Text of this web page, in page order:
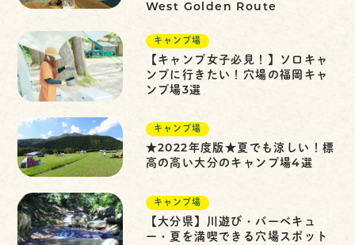
West Golden Route
キャンプ場
【キャンプ女子必見！】ソロキャ
ンプに行きたい！穴場の福岡キャ
ンプ場3選
キャンプ場
★2022年度版★夏でも涼しい！標
高の高い大分のキャンプ場4選
キャンプ場
【大分県】川遊び・バーベキュ
ー・夏を満喫できる穴場スポット